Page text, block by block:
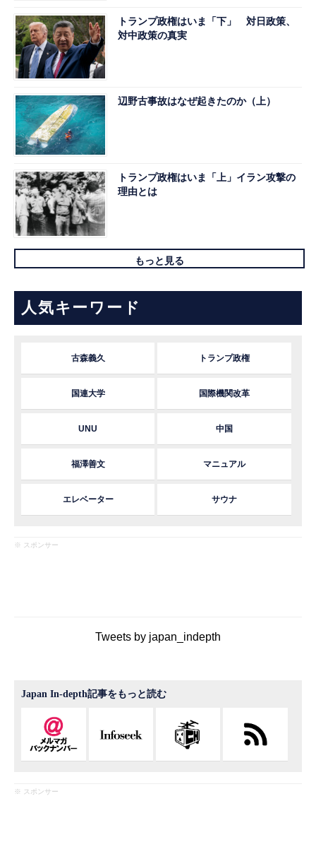
トランプ政権はいま「下」 対日政策、
対中政策の真実
辺野古事故はなぜ起きたのか（上）
トランプ政権はいま「上」イラン攻撃の
理由とは
もっと見る
人気キーワード
古森義久 トランプ政権
国連大学 国際機関改革
UNU 中国
福澤善文 マニュアル
エレベーター サウナ
※ スポンサー
Tweets by japan_indepth
Japan In-depth記事をもっと読む
※ スポンサー